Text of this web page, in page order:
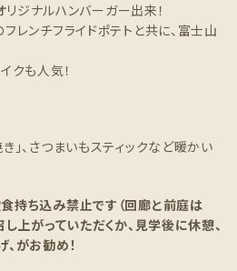
ジナルハンバーガー出来！
レンチフライドポテトと共に、富士山
クも人気！
」、さつまいもスティックなど暖かい
持ち込み禁止です（回廊と前庭は
上がっていただくか、見学後に休憩、
がお勧め！